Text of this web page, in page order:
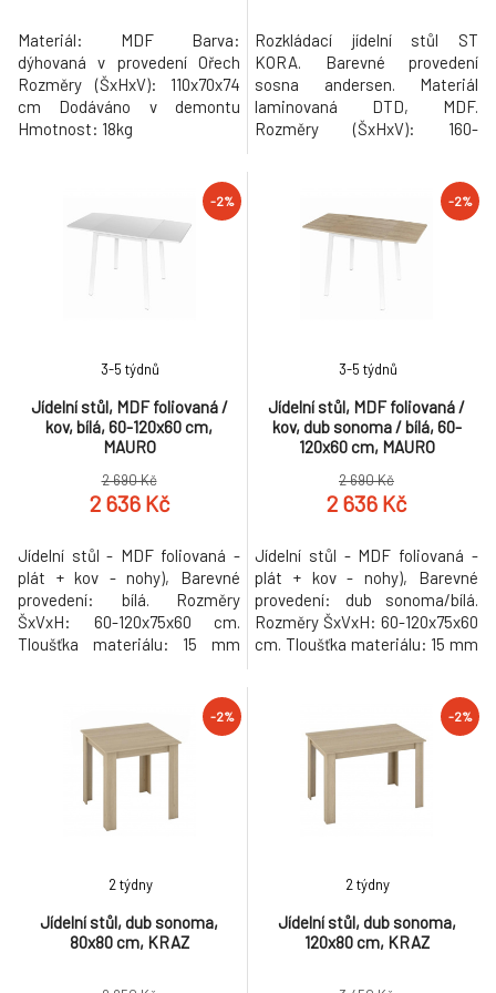
Materiál: MDF Barva:
dýhovaná v provedení Ořech
Rozměry (ŠxHxV): 110x70x74
cm Dodáváno v demontu
Hmotnost: 18kg
Rozkládací jídelní stůl ST
KORA. Barevné provedení
sosna andersen. Materiál
laminovaná DTD, MDF.
Rozměry (ŠxHxV): 160-
Tloušťka materiálu vrchní
desky: 36 mm Hmotnost: 52kg
-2%
Jídelní stůl, MDF foliovaná /
kov, bílá, 60-120x60 cm,
MAURO
3-5 týdnů
2 690 Kč
2 636 Kč
Jídelní stůl - MDF foliovaná -
plát + kov - nohy), Barevné
provedení: bílá. Rozměry
ŠxVxH: 60-120x75x60 cm.
Tloušťka materiálu: 15 mm
-2%
Jídelní stůl, MDF foliovaná /
kov, dub sonoma / bílá, 60-
120x60 cm, MAURO
3-5 týdnů
2 690 Kč
2 636 Kč
Jídelní stůl - MDF foliovaná -
plát + kov - nohy), Barevné
provedení: dub sonoma/bílá.
Rozměry ŠxVxH: 60-120x75x60
cm. Tloušťka materiálu: 15 mm
-2%
Jídelní stůl, dub sonoma,
80x80 cm, KRAZ
2 týdny
-2%
Jídelní stůl, dub sonoma,
120x80 cm, KRAZ
2 týdny